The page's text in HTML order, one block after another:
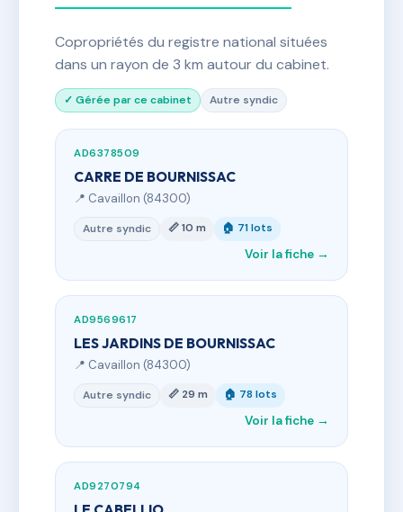
Copropriétés du registre national situées
dans un rayon de 3 km autour du cabinet.
✓ Gérée par ce cabinet Autre syndic
AD6378509
CARRE DE BOURNISSAC
📍 Cavaillon (84300)
Autre syndic 📏 10 m 🏠 71 lots
Voir la fiche →
AD9569617
LES JARDINS DE BOURNISSAC
📍 Cavaillon (84300)
Autre syndic 📏 29 m 🏠 78 lots
Voir la fiche →
AD9270794